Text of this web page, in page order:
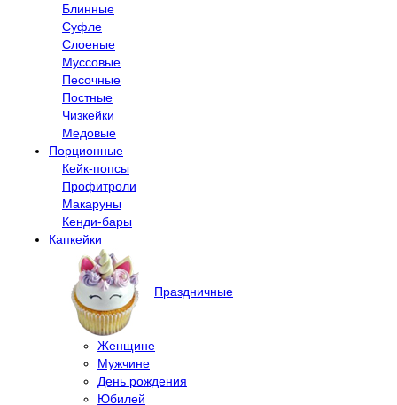
Блинные
Суфле
Слоеные
Муссовые
Песочные
Постные
Чизкейки
Медовые
Порционные
Кейк-попсы
Профитроли
Макаруны
Кенди-бары
Капкейки
Праздничные
Женщине
Мужчине
День рождения
Юбилей